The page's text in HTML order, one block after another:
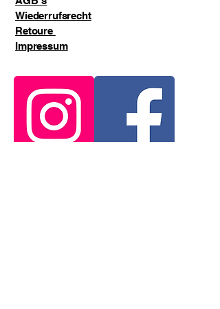
Wiederrufsrecht
Retoure
Impressum